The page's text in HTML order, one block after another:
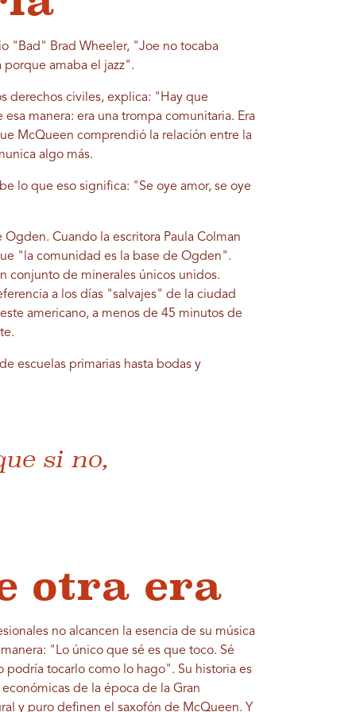
"Bad" Brad Wheeler, "Joe no tocaba
porque amaba el jazz".
derechos civiles, explica: "Hay que
manera: era una trompa comunitaria. Era
McQueen comprendió la relación entre la
algo más.
lo que eso significa: "Se oye amor, se oye
Cuando la escritora Paula Colman
"la comunidad es la base de Ogden".
conjunto de minerales únicos unidos.
a los días "salvajes" de la ciudad
americano, a menos de 45 minutos de
escuelas primarias hasta bodas y
si no,
otra era
no alcancen la esencia de su música
"Lo único que sé es que toco. Sé
podría tocarlo como lo hago". Su historia es
de la época de la Gran
y puro definen el saxofón de McQueen. Y